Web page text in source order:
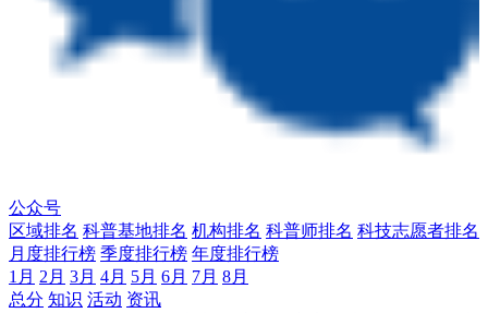
公众号
区域排名 科普基地排名 机构排名 科普师排名 科技志愿者排名
月度排行榜 季度排行榜 年度排行榜
1月 2月 3月 4月 5月 6月 7月 8月
总分 知识 活动 资讯